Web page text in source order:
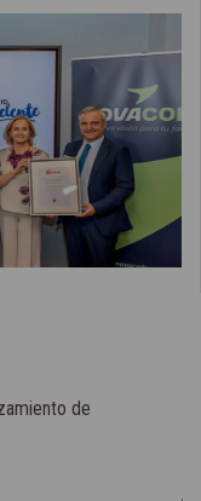
de